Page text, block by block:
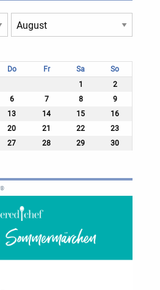
Do Fr Sa
So
1
2
6 7 8
9
13 14 15
16
20 21 22
23
27 28 29
30